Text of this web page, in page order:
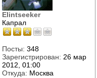
Elintseeker
Капрал
Посты: 348
Зарегистрирован: 26 мар
2012, 01:00
Откуда: Москва